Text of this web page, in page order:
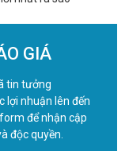
GIÁ
tin tưởng
lợi nhuận lên đến
để nhận cập
độc quyền.